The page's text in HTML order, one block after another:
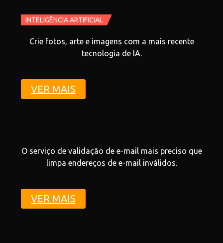
INTELIGÊNCIA ARTIFICIAL
Crie fotos, arte e imagens com a mais recente
tecnologia de IA.
VER MAIS
O serviço de validação de e-mail mais preciso que
limpa endereços de e-mail inválidos.
VER MAIS